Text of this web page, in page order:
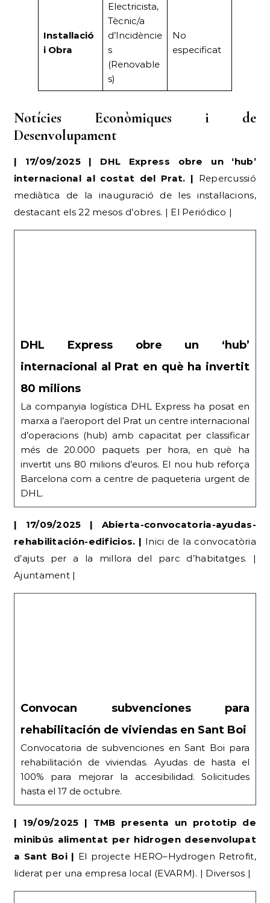
s
(Renovable
s)
Notícies Econòmiques i de
Desenvolupament
| 17/09/2025 | DHL Express obre un ‘hub’
internacional al costat del Prat. |
destacant els 22 mesos d’obres. | El Periódico |
80 milions
La companyia logística DHL Express ha posat en
d’operacions (hub) amb capacitat per classificar
més de 20.000 paquets per hora, en què ha
invertit uns 80 milions d’euros. El nou hub reforça
Barcelona com a centre de paqueteria urgent de
DHL.
| 17/09/2025 | Abierta-convocatoria-ayudas-
rehabilitación-edificios. |
Ajuntament |
Convocatoria de subvenciones en Sant Boi para
100% para mejorar la accesibilidad. Solicitudes
hasta el 17 de octubre.
| 19/09/2025 | TMB presenta un prototip de
minibús alimentat per hidrogen desenvolupat
liderat per una empresa local (EVARM). | Diversos |